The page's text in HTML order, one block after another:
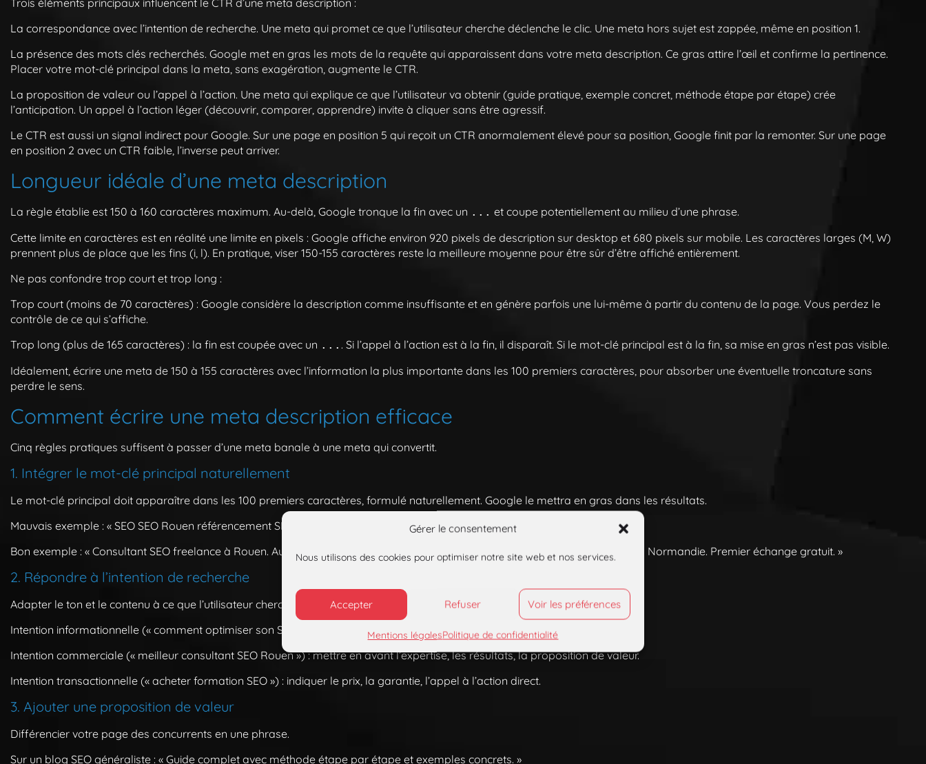
Gérer le consentement
Nous utilisons des cookies pour optimiser notre site web et nos services.
Accepter Refuser Voir les préférences
Mentions légalesPolitique de confidentialité
La correspondance avec l’intention de recherche. Une meta qui promet ce que l’utilisateur cherche déclenche le clic. Une meta hors sujet est zappée, même en position 1.
La présence des mots clés recherchés. Google met en gras les mots de la requête qui apparaissent dans votre meta description. Ce gras attire l’œil et confirme la pertinence.
Placer votre mot-clé principal dans la meta, sans exagération, augmente le CTR.
La proposition de valeur ou l’appel à l’action. Une meta qui explique ce que l’utilisateur va obtenir (guide pratique, exemple concret, méthode étape par étape) crée
l’anticipation. Un appel à l’action léger (découvrir, comparer, apprendre) invite à cliquer sans être agressif.
Le CTR est aussi un signal indirect pour Google. Sur une page en position 5 qui reçoit un CTR anormalement élevé pour sa position, Google finit par la remonter. Sur une page
en position 2 avec un CTR faible, l’inverse peut arriver.
Longueur idéale d’une meta description
La règle établie est 150 à 160 caractères maximum. Au-delà, Google tronque la fin avec un ... et coupe potentiellement au milieu d’une phrase.
Cette limite en caractères est en réalité une limite en pixels : Google affiche environ 920 pixels de description sur desktop et 680 pixels sur mobile. Les caractères larges (M, W)
prennent plus de place que les fins (i, l). En pratique, viser 150-155 caractères reste la meilleure moyenne pour être sûr d’être affiché entièrement.
Ne pas confondre trop court et trop long :
Trop court (moins de 70 caractères) : Google considère la description comme insuffisante et en génère parfois une lui-même à partir du contenu de la page. Vous perdez le
contrôle de ce qui s’affiche.
Trop long (plus de 165 caractères) : la fin est coupée avec un ... . Si l’appel à l’action est à la fin, il disparaît. Si le mot-clé principal est à la fin, sa mise en gras n’est pas visible.
Idéalement, écrire une meta de 150 à 155 caractères avec l’information la plus importante dans les 100 premiers caractères, pour absorber une éventuelle troncature sans
perdre le sens.
Comment écrire une meta description efficace
Cinq règles pratiques suffisent à passer d’une meta banale à une meta qui convertit.
1. Intégrer le mot-clé principal naturellement
Le mot-clé principal doit apparaître dans les 100 premiers caractères, formulé naturellement. Google le mettra en gras dans les résultats.
Mauvais exemple : « SEO SEO Rouen référencement SEO expert SEO consultant SEO. »
Bon exemple : « Consultant SEO freelance à Rouen. Audit, netlinking, optimisation on-page : je booste votre visibilité Google en Normandie. Premier échange gratuit. »
2. Répondre à l’intention de recherche
Adapter le ton et le contenu à ce que l’utilisateur cherche.
Intention informationnelle (« comment optimiser son SEO ») : promettre un guide, une méthode, une explication claire.
Intention commerciale (« meilleur consultant SEO Rouen ») : mettre en avant l’expertise, les résultats, la proposition de valeur.
Intention transactionnelle (« acheter formation SEO ») : indiquer le prix, la garantie, l’appel à l’action direct.
3. Ajouter une proposition de valeur
Différencier votre page des concurrents en une phrase.
Sur un blog SEO généraliste : « Guide complet avec méthode étape par étape et exemples concrets. »